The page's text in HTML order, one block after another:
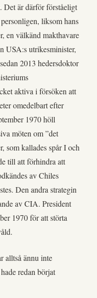
Det är därför förståeligt
liksom hans
en välkänd makthavare
USA:s utrikesminister,
2013 hedersdoktor
aktiva i försöken att
omedelbart efter
1970 höll
möten om ”det
som kallades spår I och
till att förhindra att
av Chiles
Den andra strategin
av CIA. President
1970 för att störta
alltså ännu inte
redan börjat